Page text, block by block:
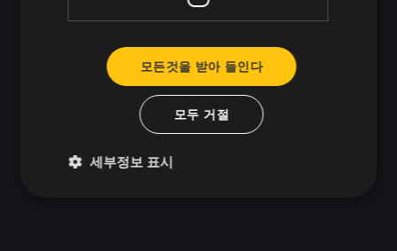
을 기다릴 필요가 없습니다.
✅ 팀 내 소통과 협업을 도와 젊은 직원들이 고립감
을 느끼지 않도록 합니다.
게임화 및 인터랙티브 요소는 인식을 재미있게 만
들어주므로 단순히 '필수' HR 도구에 머물지 않습
니다.
모든것을 받아 들인다
모두 거절
세부정보 표시